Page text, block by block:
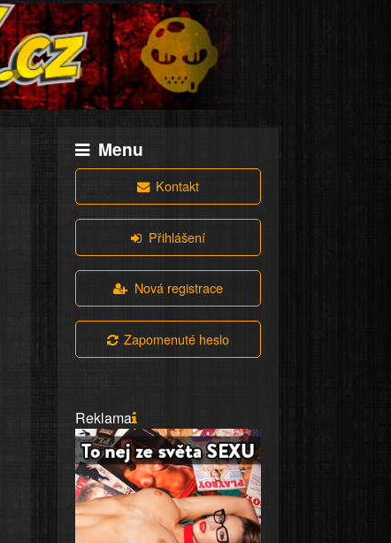
Menu
Kontakt
Přihlášení
Nová registrace
Zapomenuté heslo
Reklama